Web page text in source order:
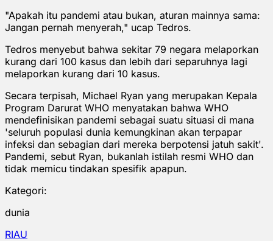
"Apakah itu pandemi atau bukan, aturan mainnya sama:
Jangan pernah menyerah," ucap Tedros.
Tedros menyebut bahwa sekitar 79 negara melaporkan
kurang dari 100 kasus dan lebih dari separuhnya lagi
melaporkan kurang dari 10 kasus.
Secara terpisah, Michael Ryan yang merupakan Kepala
Program Darurat WHO menyatakan bahwa WHO
mendefinisikan pandemi sebagai suatu situasi di mana
'seluruh populasi dunia kemungkinan akan terpapar
infeksi dan sebagian dari mereka berpotensi jatuh sakit'.
Pandemi, sebut Ryan, bukanlah istilah resmi WHO dan
tidak memicu tindakan spesifik apapun.
Kategori:
dunia
RIAU